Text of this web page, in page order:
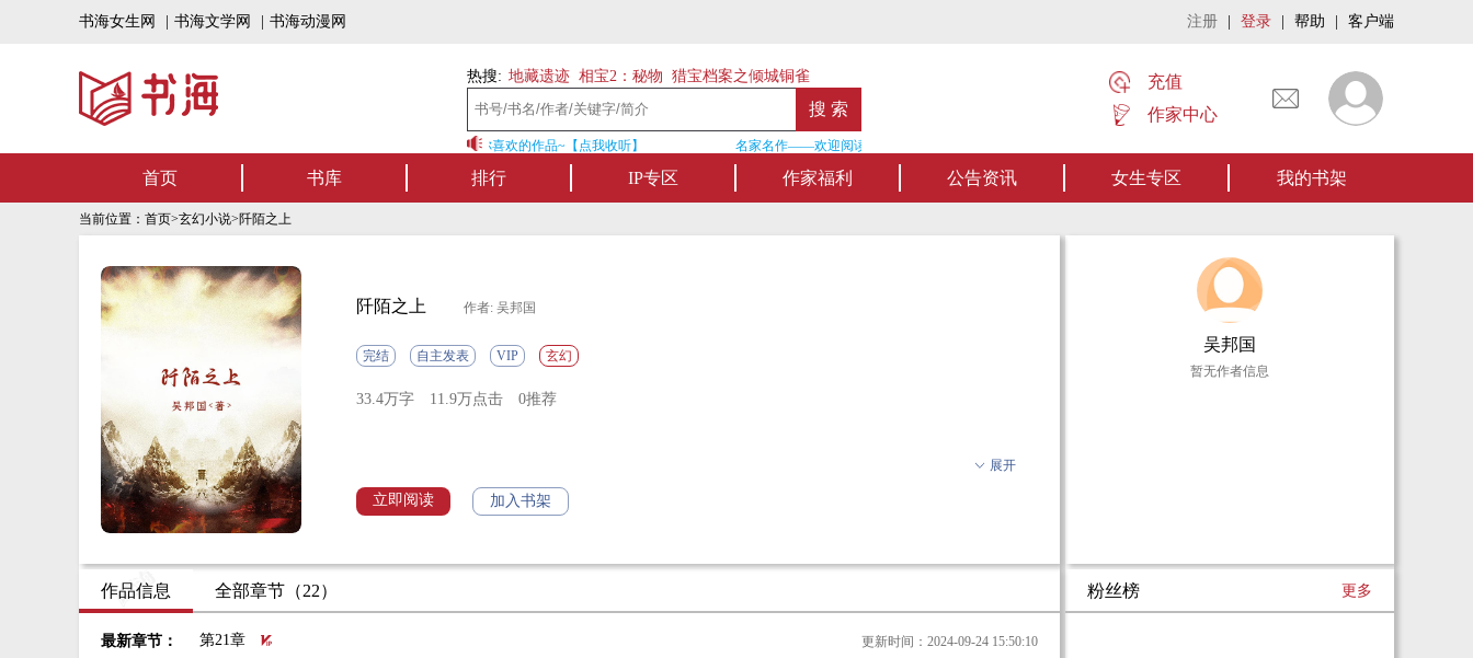
书海女生网 书海文学网 书海动漫网 注册 登录 帮助 客户端
热搜: 地藏遗迹 相宝2：秘物 猎宝档案之倾城铜雀
书海听书——好书可听，书海有声！书海上架有声书啦，一定有你喜欢的作品~【点我收听】 名家名作——欢迎阅读作者张家四叔的作品《张家摸金秘术》让我们一起开启张家摸金流悬疑作品。【点我阅读】
充值
作家中心
首页 书库 排行 IP专区 作家福利 公告资讯 女生专区 我的书架
当前位置： 首页>玄幻小说>阡陌之上
阡陌之上 作者: 吴邦国
完结 自主发表 VIP 玄幻
33.4万字 11.9万点击 0推荐
展开
立即阅读 加入书架
作品信息 全部章节（22）
最新章节： 第21章 更新时间：2024-09-24 15:50:10
吴邦国
暂无作者信息
粉丝榜 更多